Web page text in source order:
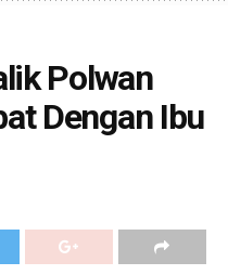
Polwan
Dengan Ibu